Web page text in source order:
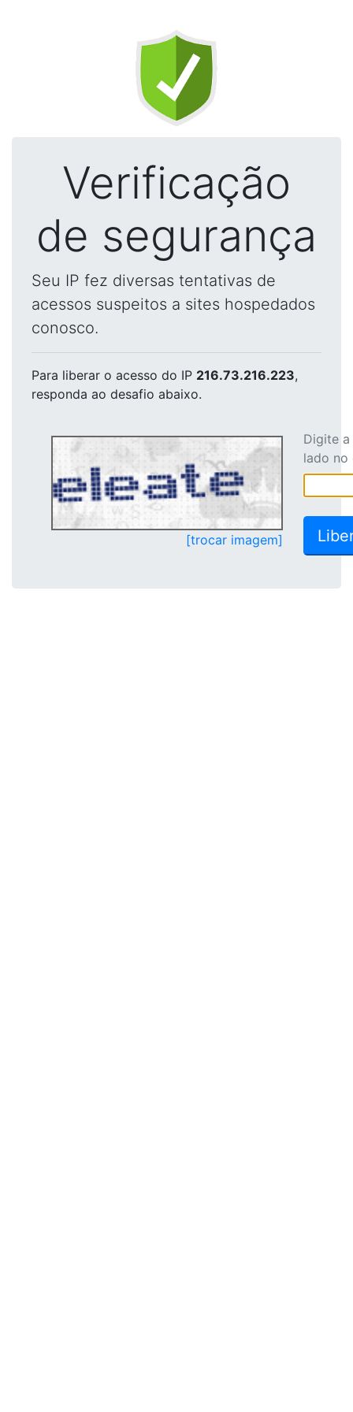
Verificação
de segurança
Seu IP fez diversas tentativas de
acessos suspeitos a sites hospedados
conosco.
Para liberar o acesso do IP 216.73.216.223,
responda ao desafio abaixo.
[trocar imagem]
Digite
lado no